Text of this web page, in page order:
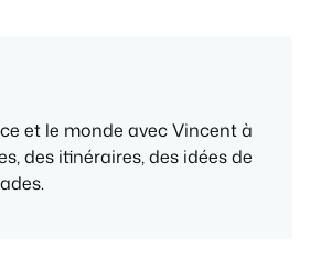
et le monde avec Vincent à
des itinéraires, des idées de